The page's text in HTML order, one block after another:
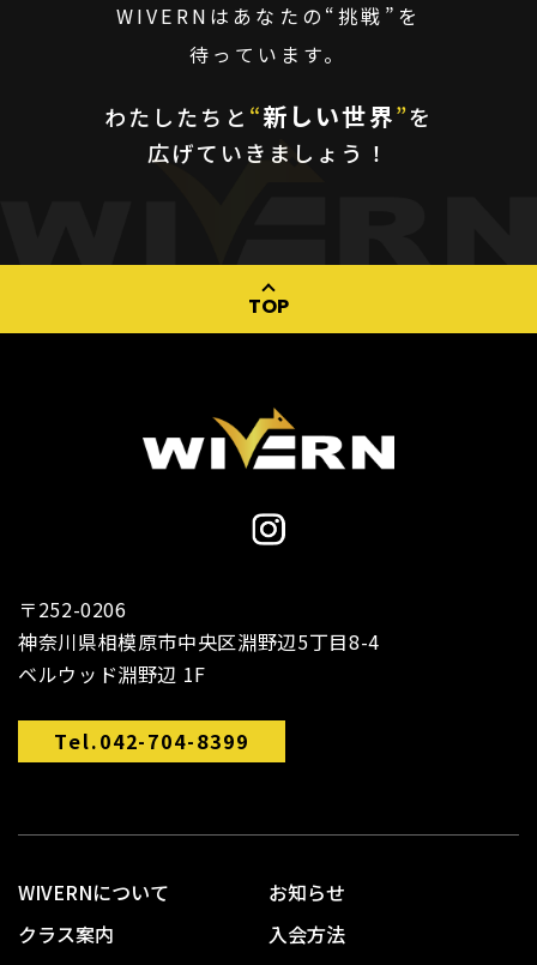
WIVERNはあなたの“挑戦”を
待っています。
わたしたちと “新しい世界”を
広げていきましょう！
TOP
〒252-0206
神奈川県相模原市中央区淵野辺5丁目8-4
ベルウッド淵野辺 1F
Tel.042-704-8399
WIVERNについて
お知らせ
クラス案内
入会方法